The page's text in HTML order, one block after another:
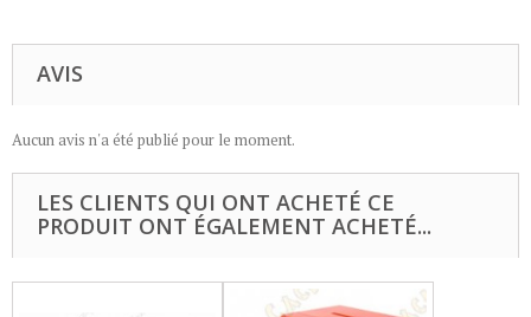
AVIS
Aucun avis n'a été publié pour le moment.
LES CLIENTS QUI ONT ACHETÉ CE
PRODUIT ONT ÉGALEMENT ACHETÉ...